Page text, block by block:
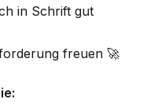
in Schrift gut
freuen 🚀